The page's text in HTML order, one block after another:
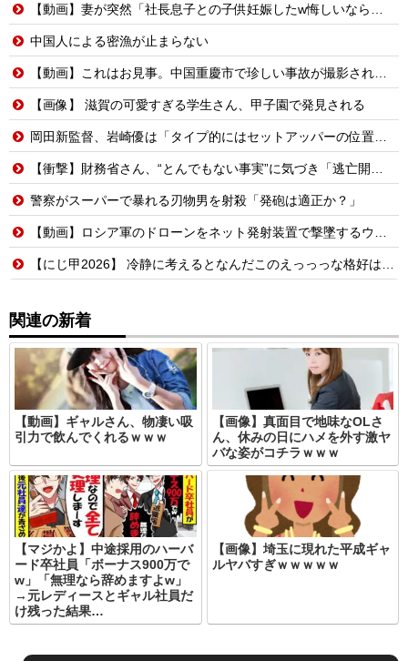
【動画】妻が突然「社長息子との子供妊娠したw悔しいなら早く見つけてよw」→10年間、誰も探さず無視し続けた結果
中国人による密漁が止まらない
【動画】これはお見事。中国重慶市で珍しい事故が撮影される。
【画像】 滋賀の可愛すぎる学生さん、甲子園で発見される
岡田新監督、岩崎優は「タイプ的にはセットアッパーの位置が一番合うてる」←おーん
【衝撃】財務省さん、“とんでもない事実”に気づき「逃亡開始wwwww」
警察がスーパーで暴れる刃物男を射殺「発砲は適正か？」
【動画】ロシア軍のドローンをネット発射装置で撃墜するウクライナ。
【にじ甲2026】 冷静に考えるとなんだこのえっっっな格好は…？
関連の新着
【動画】ギャルさん、物凄い吸
引力で飲んでくれるｗｗｗ
【画像】真面目で地味なOLさ
ん、休みの日にハメを外す激ヤ
バな姿がコチラｗｗｗ
【マジかよ】中途採用のハーバ
ード卒社員「ボーナス900万で
w」「無理なら辞めますよw」
→元レディースとギャル社員だ
け残った結果…
【画像】埼玉に現れた平成ギャ
ルヤバすぎｗｗｗｗｗ